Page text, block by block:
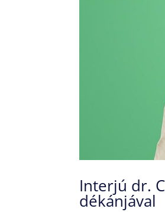
Interjú dr.
dékánjával